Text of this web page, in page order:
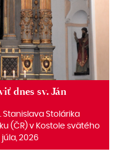
dnes sv. Ján
Stanislava Stolárika
(ČR) v Kostole svätého
2026